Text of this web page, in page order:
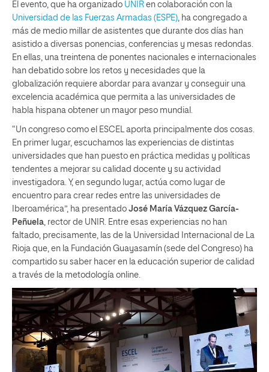
El evento, que ha organizado UNIR en colaboración con la
Universidad de las Fuerzas Armadas (ESPE), ha congregado a
más de medio millar de asistentes que durante dos días han
asistido a diversas ponencias, conferencias y mesas redondas.
En ellas, una treintena de ponentes nacionales e internacionales
han debatido sobre los retos y necesidades que la
globalización requiere abordar para avanzar y conseguir una
excelencia académica que permita a las universidades de
habla hispana obtener un mayor peso mundial.
“Un congreso como el ESCEL aporta principalmente dos cosas.
En primer lugar, escuchamos las experiencias de distintas
universidades que han puesto en práctica medidas y políticas
tendentes a mejorar su calidad docente y su actividad
investigadora. Y, en segundo lugar, actúa como lugar de
encuentro para crear redes entre las universidades de
Iberoamérica”, ha presentado José María Vázquez García-
Peñuela, rector de UNIR. Entre esas experiencias no han
faltado, precisamente, las de la Universidad Internacional de La
Rioja que, en la Fundación Guayasamín (sede del Congreso) ha
compartido su saber hacer en la educación superior de calidad
a través de la metodología online.